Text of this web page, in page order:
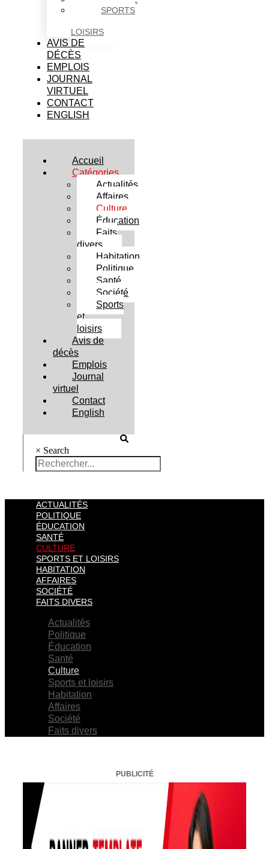
SPORTS
LOISIRS
AVIS DE
DÉCÈS
EMPLOIS
JOURNAL
VIRTUEL
CONTACT
ENGLISH
Accueil
Catégories
Actualités
Affaires
Culture
Éducation
Faits
divers
Habitation
Politique
Santé
Société
Sports
et
loisirs
Avis de
décès
Emplois
Journal
virtuel
Contact
English
× Search
ACTUALITÉS
POLITIQUE
ÉDUCATION
SANTÉ
CULTURE
SPORTS ET LOISIRS
HABITATION
AFFAIRES
SOCIÉTÉ
FAITS DIVERS
Actualités
Politique
Éducation
Santé
Culture
Sports et loisirs
Habitation
Affaires
Société
Faits divers
PUBLICITÉ